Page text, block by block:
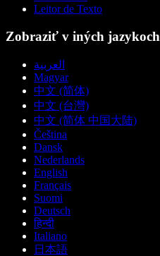
Leitor de Texto
Zobraziť v iných jazykoch
العربية
Magyar
中文 (简体)
中文 (台灣)
中文 (简体 中国大陆)
Čeština
Dansk
Nederlands
English
Français
Suomi
Deutsch
हिन्दी
Italiano
日本語